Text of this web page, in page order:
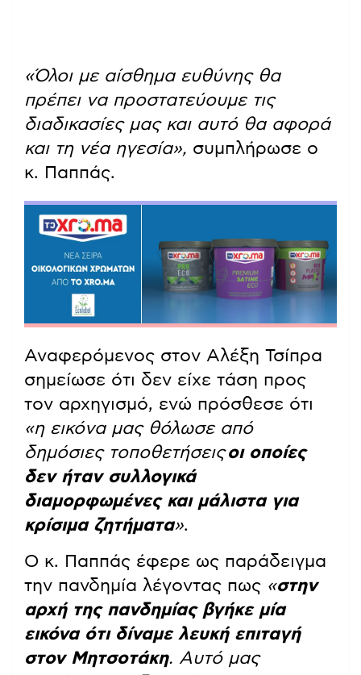
«Όλοι με αίσθημα ευθύνης θα
πρέπει να προστατεύουμε τις
διαδικασίες μας και αυτό θα αφορά
και τη νέα ηγεσία», συμπλήρωσε ο
κ. Παππάς.
Αναφερόμενος στον Αλέξη Τσίπρα
σημείωσε ότι δεν είχε τάση προς
τον αρχηγισμό, ενώ πρόσθεσε ότι
«η εικόνα μας θόλωσε από
δημόσιες τοποθετήσειςοι οποίες
δεν ήταν συλλογικά
διαμορφωμένες και μάλιστα για
κρίσιμα ζητήματα».
Ο κ. Παππάς έφερε ως παράδειγμα
την πανδημία λέγοντας πως «στην
αρχή της πανδημίας βγήκε μία
εικόνα ότι δίναμε λευκή επιταγή
στον Μητσοτάκη. Αυτό μας